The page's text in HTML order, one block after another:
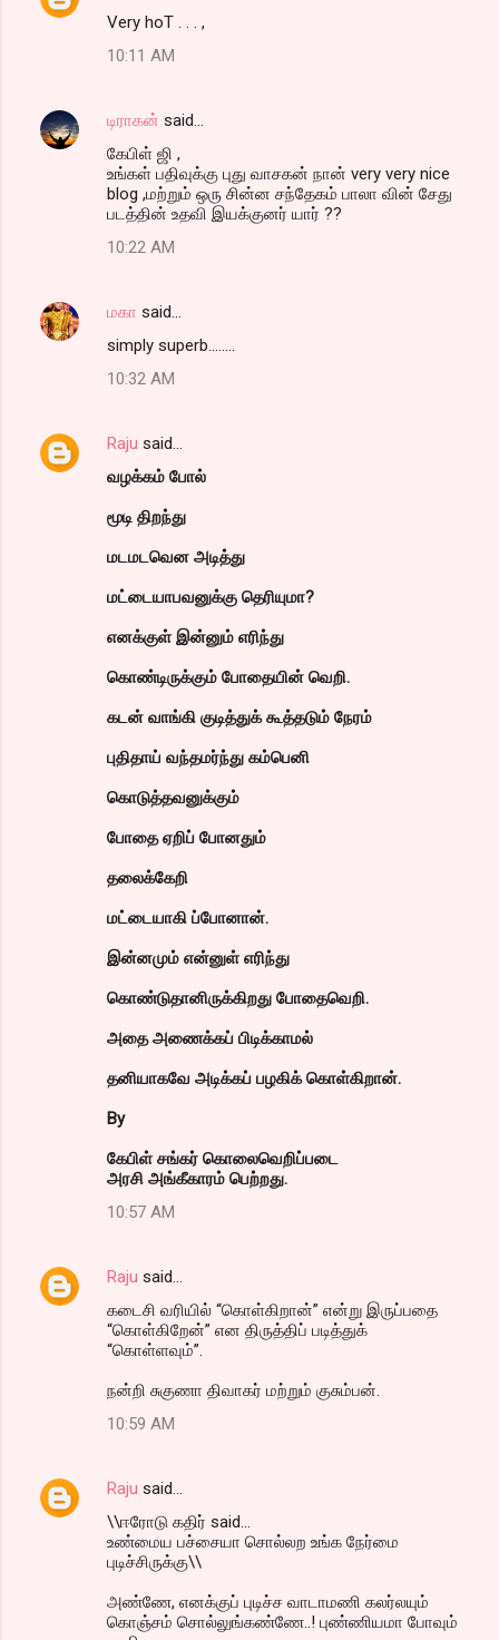
Very hoT . . . ,
10:11 AM
டிராகன் said…
கேபிள் ஜி ,
உங்கள் பதிவுக்கு புது வாசகன் நான் very very nice
blog ,மற்றும் ஒரு சின்ன சந்தேகம் பாலா வின் சேது
படத்தின் உதவி இயக்குனர் யார் ??
10:22 AM
மகா said…
simply superb........
10:32 AM
Raju said…
வழக்கம் போல்
மூடி திற‌ந்து
மடமடவென அடித்து
மட்டையாப‌வனுக்கு தெரியுமா?
எனக்குள் இன்னும் எரிந்து
கொண்டிருக்கும் போதையின் வெறி.
கடன் வாங்கி குடித்துக் கூத்தடும் நேரம்
புதிதாய் வந்தமர்ந்து கம்பெனி
கொடுத்தவனுக்கும்
போதை ஏறிப் போனதும்
தலைக்கேறி
மட்டையாகி ப்போனான்.
இன்னமும் என்னுள் எரிந்து
கொண்டுதானிருக்கிறது போதைவெறி.
அதை அணைக்கப் பிடிக்காமல்
தனியாகவே அடிக்கப் பழகிக் கொள்கிறான்.
By
கேபிள் சங்கர் கொலைவெறிப்படை
அரசி அங்கீகாரம் பெற்றது.
10:57 AM
Raju said…
கடைசி வரியில் “கொள்கிறான்” என்று இருப்பதை
“கொள்கிறேன்” என திருத்திப் படித்துக்
“கொள்ளவும்”.
நன்றி சுகுணா திவாகர் மற்றும் குசும்பன்.
10:59 AM
Raju said…
\\ஈரோடு கதிர் said...
உண்மைய பச்சையா சொல்லற உங்க நேர்மை
புடிச்சிருக்கு\\
அண்ணே, எனக்குப் புடிச்ச வாடாமணி கலர்லயும்
கொஞ்சம் சொல்லுங்கண்ணே..! புண்ணியமா போவும்